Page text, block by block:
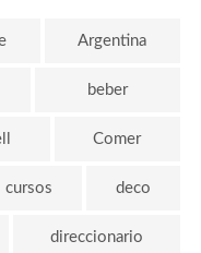
Argentina
beber
Comer
cursos deco
direccionario